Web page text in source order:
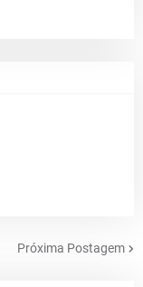
Próxima Postagem